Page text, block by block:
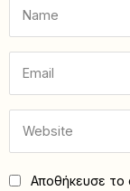
Αποθήκευσε το